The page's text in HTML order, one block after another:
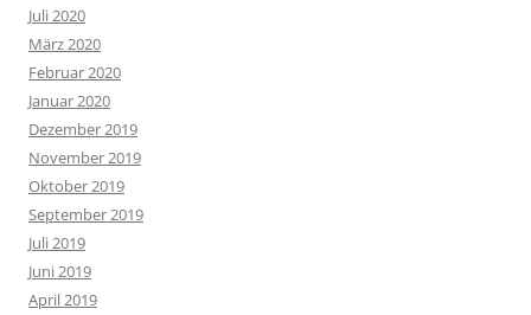
Juli 2020
März 2020
Februar 2020
Januar 2020
Dezember 2019
November 2019
Oktober 2019
September 2019
Juli 2019
Juni 2019
April 2019